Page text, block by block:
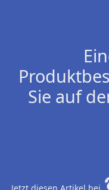
Sie auf